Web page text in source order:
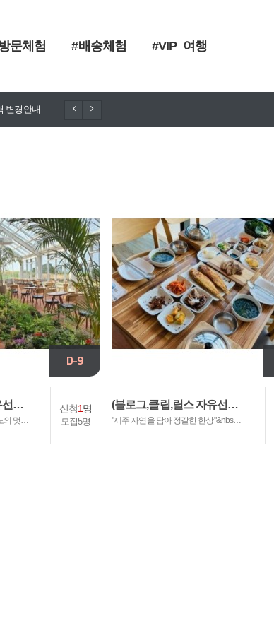
문체험 #배송체험 #VIP_여행
변경안내
D-9
선…
의 멋…
신청1명
모집5명
집 5명
(2인까지 가능)
(블로그,클립,릴스 자유선…
"제주 자연을 담아 정갈한 한상"&nbs…
D-5
신청 0명/ 모집 5명
옹근한상(4인까지 가능)
모집기간 : 26.08.07~26.08.17
제출기간 : 26.08.18~26.08.31